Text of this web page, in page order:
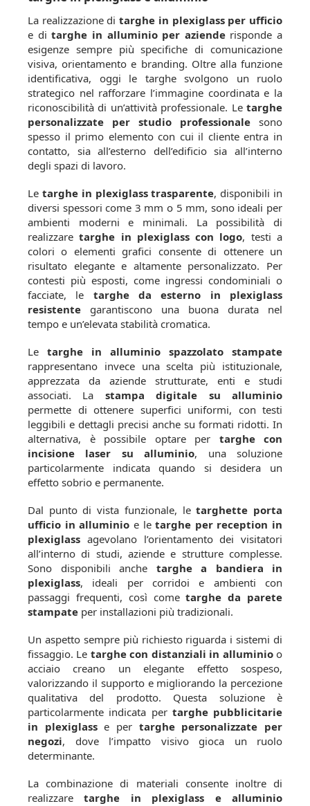
La realizzazione ditarghe in plexiglass per ufficio
e ditarghe in alluminio per azienderisponde a
esigenze sempre più specifiche di comunicazione
visiva, orientamento e branding. Oltre alla funzione
identificativa, oggi le targhe svolgono un ruolo
strategico nel rafforzare l’immagine coordinata e la
riconoscibilità di un’attività professionale. Le targhe
personalizzate per studio professionale sono
spesso il primo elemento con cui il cliente entra in
contatto, sia all’esterno dell’edificio sia all’interno
degli spazi di lavoro.
Le targhe in plexiglass trasparente, disponibili in
diversi spessori come 3 mm o 5 mm, sono ideali per
ambienti moderni e minimali. La possibilità di
realizzaretarghe in plexiglass con logo, testi a
colori o elementi grafici consente di ottenere un
risultato elegante e altamente personalizzato. Per
contesti più esposti, come ingressi condominiali o
facciate, le targhe da esterno in plexiglass
resistente garantiscono una buona durata nel
tempo e un’elevata stabilità cromatica.
Le targhe in alluminio spazzolato stampate
rappresentano invece una scelta più istituzionale,
apprezzata da aziende strutturate, enti e studi
associati. La stampa digitale su alluminio
permette di ottenere superfici uniformi, con testi
leggibili e dettagli precisi anche su formati ridotti. In
alternativa, è possibile optare per targhe con
incisione laser su alluminio, una soluzione
particolarmente indicata quando si desidera un
effetto sobrio e permanente.
Dal punto di vista funzionale, letarghette porta
ufficio in alluminio e letarghe per reception in
plexiglass agevolano l’orientamento dei visitatori
all’interno di studi, aziende e strutture complesse.
Sono disponibili anche targhe a bandiera in
plexiglass, ideali per corridoi e ambienti con
passaggi frequenti, così cometarghe da parete
stampate per installazioni più tradizionali.
Un aspetto sempre più richiesto riguarda i sistemi di
fissaggio. Le targhe con distanziali in alluminioo
acciaio creano un elegante effetto sospeso,
valorizzando il supporto e migliorando la percezione
qualitativa del prodotto. Questa soluzione è
particolarmente indicata per targhe pubblicitarie
in plexiglasse per targhe personalizzate per
negozi, dove l’impatto visivo gioca un ruolo
determinante.
La combinazione di materiali consente inoltre di
realizzaretarghe in plexiglass e alluminio